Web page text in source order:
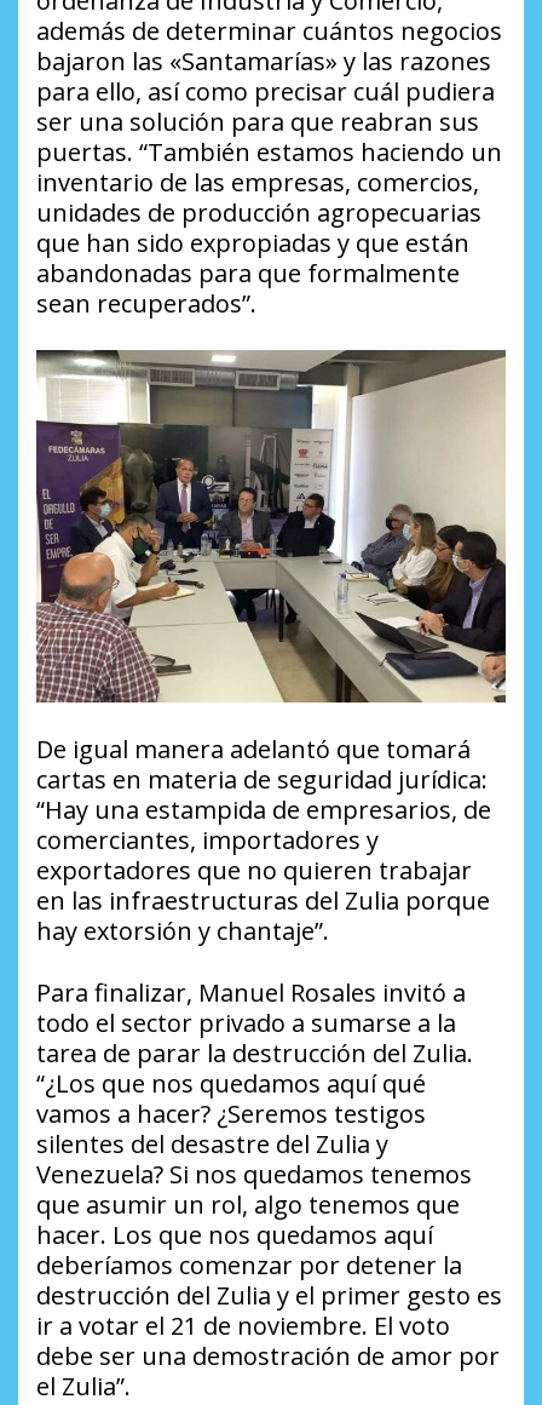
además de determinar cuántos negocios
bajaron las «Santamarías» y las razones
para ello, así como precisar cuál pudiera
ser una solución para que reabran sus
puertas. “También estamos haciendo un
inventario de las empresas, comercios,
unidades de producción agropecuarias
que han sido expropiadas y que están
abandonadas para que formalmente
sean recuperados”.
De igual manera adelantó que tomará
cartas en materia de seguridad jurídica:
“Hay una estampida de empresarios, de
comerciantes, importadores y
exportadores que no quieren trabajar
en las infraestructuras del Zulia porque
hay extorsión y chantaje”.
Para finalizar, Manuel Rosales invitó a
todo el sector privado a sumarse a la
tarea de parar la destrucción del Zulia.
“¿Los que nos quedamos aquí qué
vamos a hacer? ¿Seremos testigos
silentes del desastre del Zulia y
Venezuela? Si nos quedamos tenemos
que asumir un rol, algo tenemos que
hacer. Los que nos quedamos aquí
deberíamos comenzar por detener la
destrucción del Zulia y el primer gesto es
ir a votar el 21 de noviembre. El voto
debe ser una demostración de amor por
el Zulia”.